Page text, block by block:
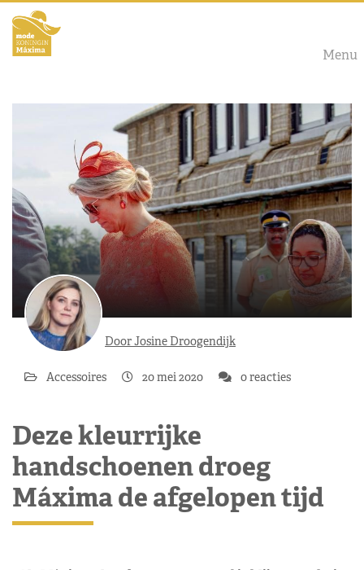
Menu
Door Josine Droogendijk
Accessoires 20 mei 2020 0 reacties
Deze kleurrijke
handschoenen droeg
Máxima de afgelopen tijd